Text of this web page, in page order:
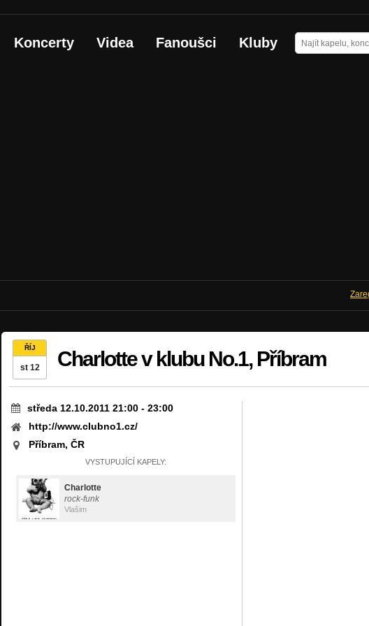
Koncerty Videa Fanoušci Kluby
ŘÍJ
st 12 Charlotte v klubu No.1, Příbram
středa 12.10.2011 21:00 - 23:00
http://www.clubno1.cz/
Příbram, ČR
VYSTUPUJÍCÍ KAPELY:
Charlotte
rock-funk
Vlašim